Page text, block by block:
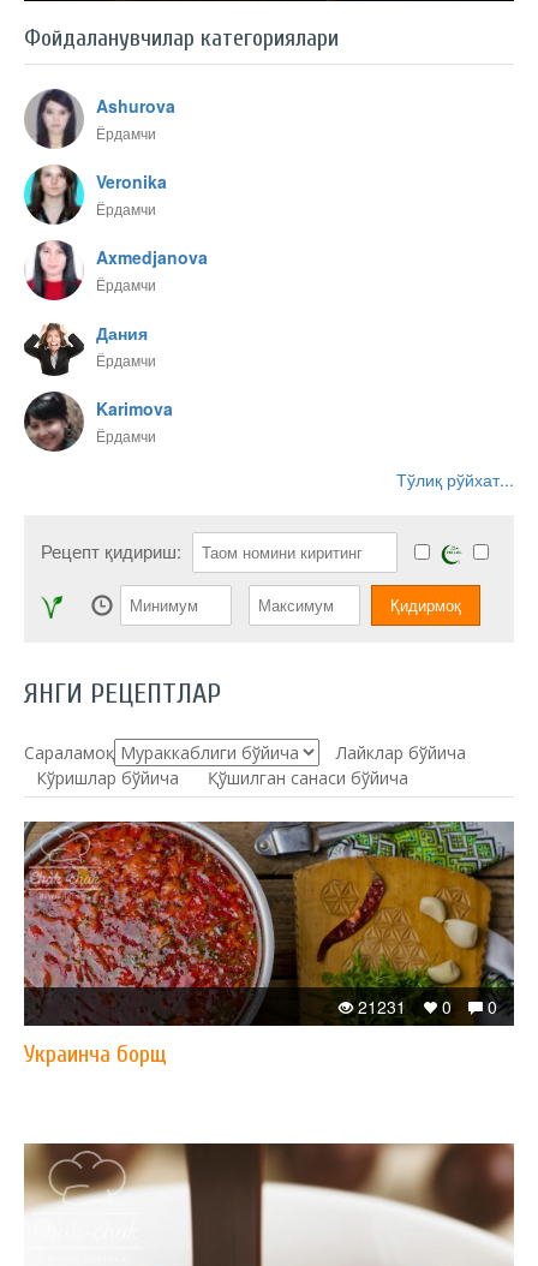
Фойдаланувчилар категориялари
Ashurova
Ёрдамчи
Veronika
Ёрдамчи
Axmedjanova
Ёрдамчи
Дания
Ёрдамчи
Karimova
Ёрдамчи
Тўлиқ рўйхат...
Рецепт қидириш:
ЯНГИ РЕЦЕПТЛАР
Сараламоқ:
Лайклар бўйича
Кўришлар бўйича
Қўшилган санаси бўйича
0
0
21231
​Украинча борщ